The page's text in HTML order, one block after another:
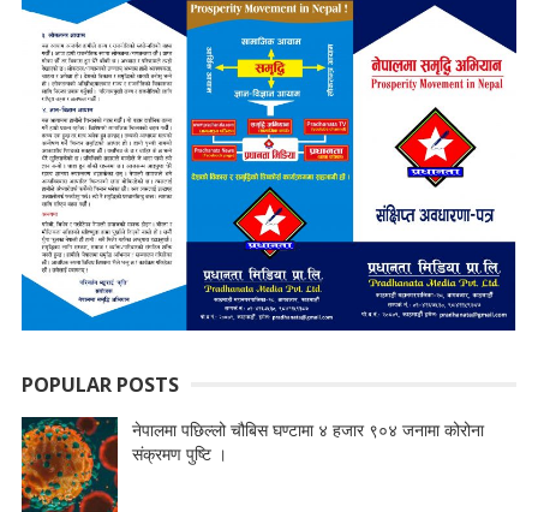
POPULAR POSTS
नेपालमा पछिल्लो चौबिस घण्टामा ४ हजार ९०४ जनामा कोरोना
संक्रमण पुष्टि ।